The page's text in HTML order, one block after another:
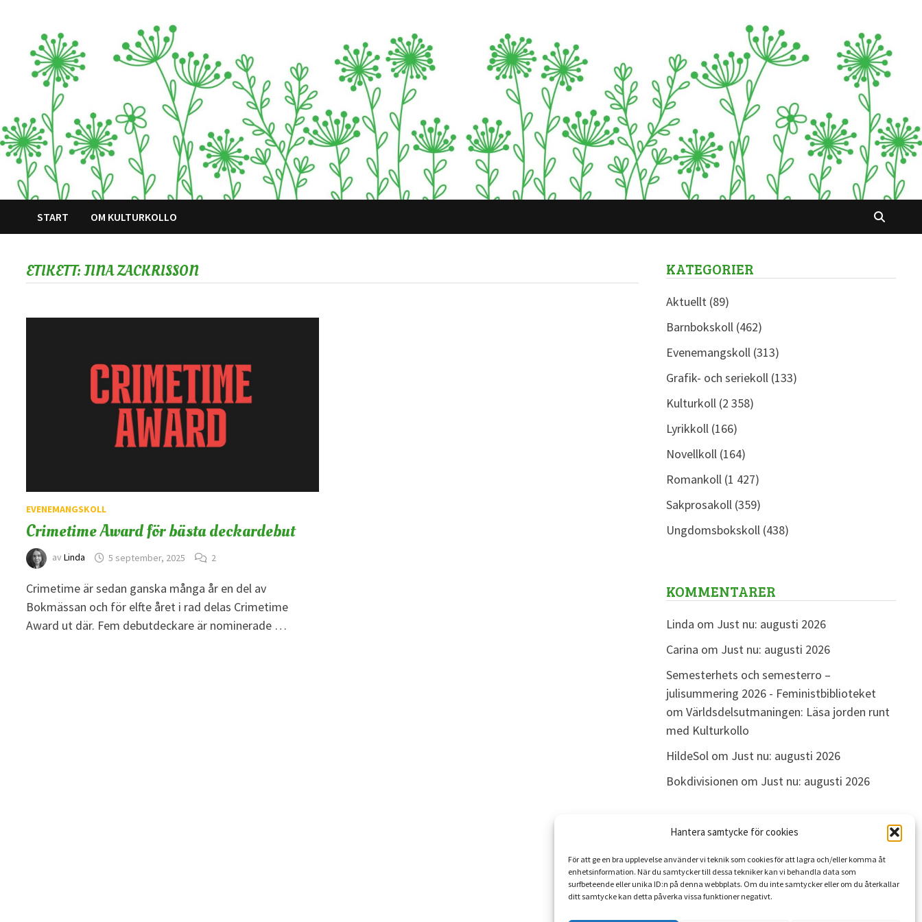
Hantera samtycke för cookies
För att ge en bra upplevelse använder vi teknik som cookies för att lagra och/eller komma åt
enhetsinformation. När du samtycker till dessa tekniker kan vi behandla data som
surfbeteende eller unika ID:n på denna webbplats. Om du inte samtycker eller om du återkallar
ditt samtycke kan detta påverka vissa funktioner negativt.
START OM KULTURKOLLO
ETIKETT:JINA ZACKRISSON
EVENEMANGSKOLL
Crimetime Award för bästa deckardebut
avLinda 5 september, 2025 2
Crimetime är sedan ganska många år en del av
Bokmässan och för elfte året i rad delas Crimetime
Award ut där. Fem debutdeckare är nominerade …
KATEGORIER
Aktuellt(89)
Barnbokskoll(462)
Evenemangskoll(313)
Grafik- och seriekoll(133)
Kulturkoll(2 358)
Lyrikkoll(166)
Novellkoll(164)
Romankoll(1 427)
Sakprosakoll(359)
Ungdomsbokskoll(438)
KOMMENTARER
Linda om Just nu: augusti 2026
Carina om Just nu: augusti 2026
Semesterhets och semesterro –
julisummering 2026 - Feministbiblioteket
om Världsdelsutmaningen: Läsa jorden runt
med Kulturkollo
HildeSolom Just nu: augusti 2026
Bokdivisionen om Just nu: augusti 2026
ARKIV
Arkiv